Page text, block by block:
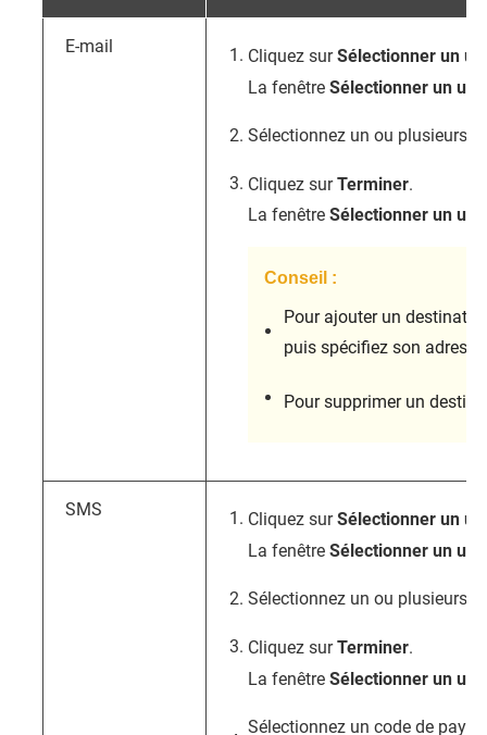
E-mail Cliquez surSélectionner un
La fenêtre Sélectionner un
Sélectionnez un ou plusieurs
Cliquez surTerminer.
La fenêtre Sélectionner un
Conseil :
Pour ajouter un
puis spécifiez son
Pour supprimer un
SMS Cliquez surSélectionner un
La fenêtre Sélectionner un
Sélectionnez un ou plusieurs
Cliquez surTerminer.
La fenêtre Sélectionner un
Sélectionnez un code de pays